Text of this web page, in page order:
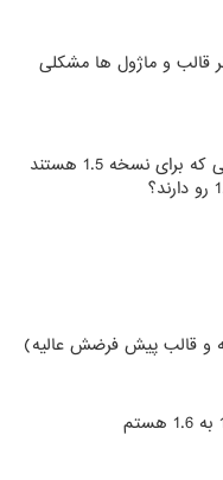
از 1.5.4.1 به 1.5.6.2 از نظر قالب و ماژول ها مشکلی
3.قالب های فارسی شده و قالب های ایرانی که برای نسخه 1.5 هستند